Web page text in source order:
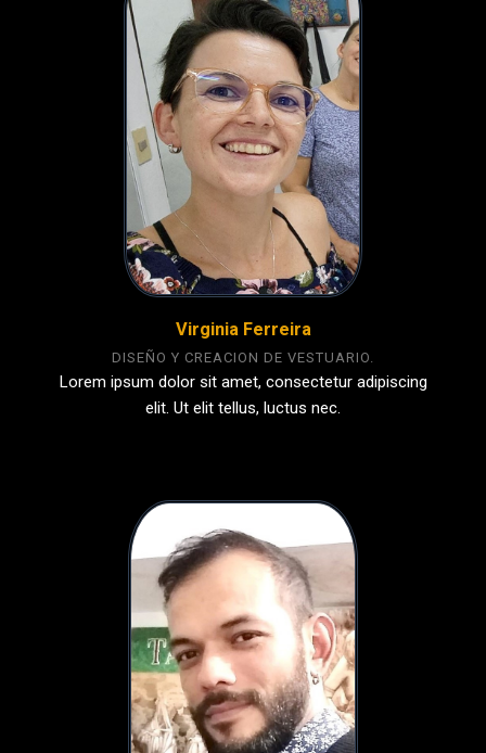
Virginia Ferreira
DISEÑO Y CREACION DE VESTUARIO.
Lorem ipsum dolor sit amet, consectetur adipiscing
elit. Ut elit tellus, luctus nec.